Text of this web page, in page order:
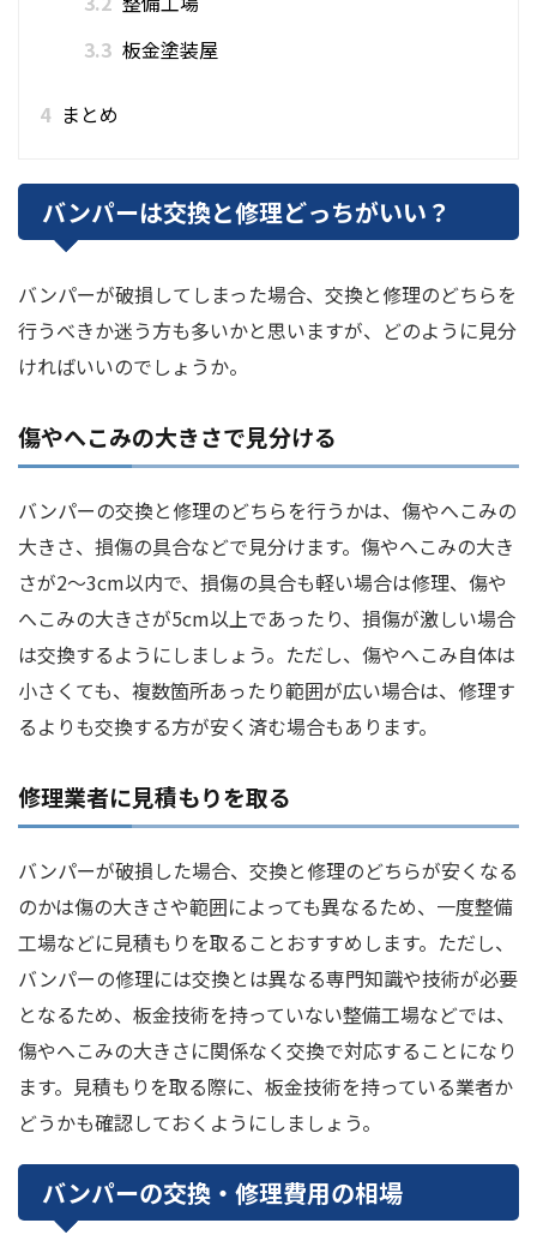
3.3 板金塗装屋
4 まとめ
バンパーは交換と修理どっちがいい？
バンパーが破損してしまった場合、交換と修理のどちらを
行うべきか迷う方も多いかと思いますが、どのように見分
ければいいのでしょうか。
傷やへこみの大きさで見分ける
バンパーの交換と修理のどちらを行うかは、傷やへこみの
大きさ、損傷の具合などで見分けます。傷やへこみの大き
さが2～3cm以内で、損傷の具合も軽い場合は修理、傷や
へこみの大きさが5cm以上であったり、損傷が激しい場合
は交換するようにしましょう。ただし、傷やへこみ自体は
小さくても、複数箇所あったり範囲が広い場合は、修理す
るよりも交換する方が安く済む場合もあります。
修理業者に見積もりを取る
バンパーが破損した場合、交換と修理のどちらが安くなる
のかは傷の大きさや範囲によっても異なるため、一度整備
工場などに見積もりを取ることおすすめします。ただし、
バンパーの修理には交換とは異なる専門知識や技術が必要
となるため、板金技術を持っていない整備工場などでは、
傷やへこみの大きさに関係なく交換で対応することになり
ます。見積もりを取る際に、板金技術を持っている業者か
どうかも確認しておくようにしましょう。
バンパーの交換・修理費用の相場